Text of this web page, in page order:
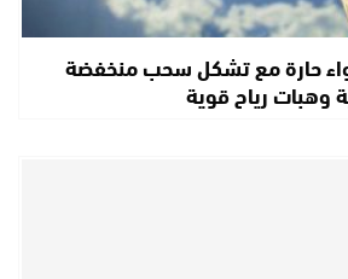
حارة مع تشكل سحب منخفضة
وهبات رياح قوية